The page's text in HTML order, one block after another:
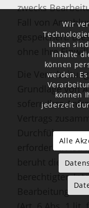
zwecks
Fall von
gespeichert.
ohne Ihre
Die
Grundlage von
sofern Ihre
Vertrags
Durchführung
erforderlich ist.
beruht die
berechtigten
Bearbeitung
Wir
ihnen
Inhalte
können
werden.
können
jederzeit
Alle